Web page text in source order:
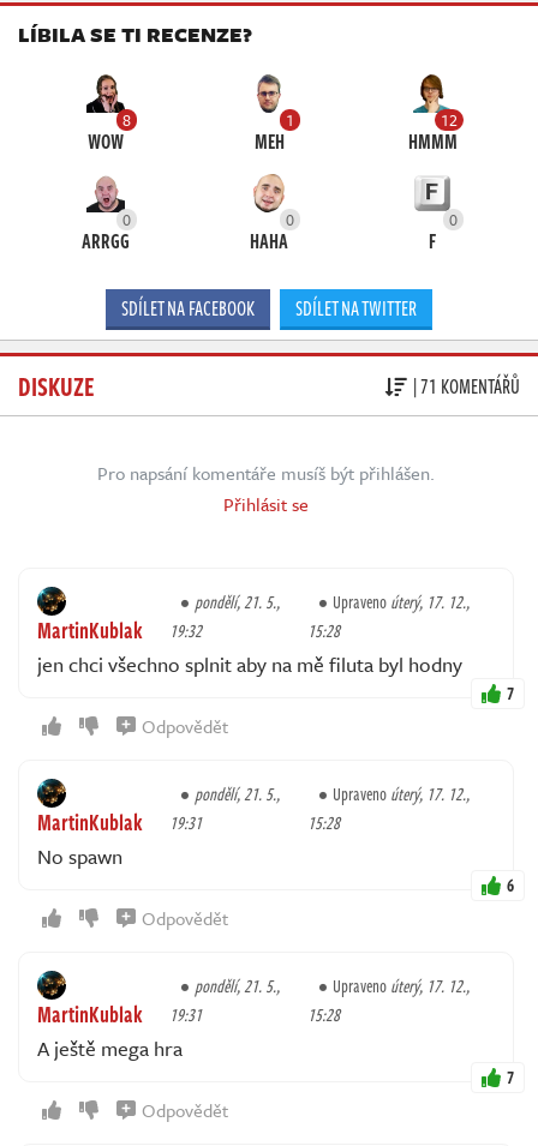
LÍBILA SE TI RECENZE?
8
WOW
1
MEH
12
HMMM
0
ARRGG
0
HAHA
0
F
SDÍLET NA FACEBOOK SDÍLET NA TWITTER
DISKUZE | 71 KOMENTÁŘŮ
Pro napsání komentáře musíš být přihlášen.
Přihlásit se
MartinKublak
pondělí, 21. 5.,
19:32
Upravenoúterý, 17. 12.,
15:28
jen chci všechno splnit aby na mě filuta byl hodny
7
Odpovědět
MartinKublak
pondělí, 21. 5.,
19:31
Upravenoúterý, 17. 12.,
15:28
No spawn
6
Odpovědět
MartinKublak
pondělí, 21. 5.,
19:31
Upravenoúterý, 17. 12.,
15:28
A ještě mega hra
7
Odpovědět